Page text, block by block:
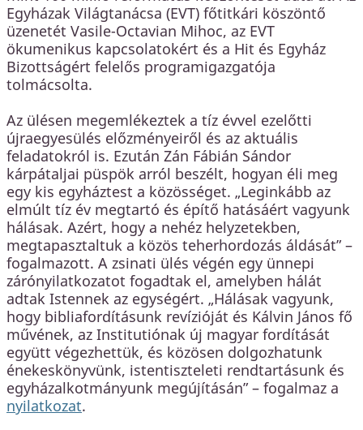
Egyházak Világtanácsa (EVT) főtitkári köszöntő
üzenetét Vasile-Octavian Mihoc, az EVT
ökumenikus kapcsolatokért és a Hit és Egyház
Bizottságért felelős programigazgatója
tolmácsolta.
Az ülésen megemlékeztek a tíz évvel ezelőtti
újraegyesülés előzményeiről és az aktuális
feladatokról is. Ezután Zán Fábián Sándor
kárpátaljai püspök arról beszélt, hogyan éli meg
egy kis egyháztest a közösséget. „Leginkább az
elmúlt tíz év megtartó és építő hatásáért vagyunk
hálásak. Azért, hogy a nehéz helyzetekben,
megtapasztaltuk a közös teherhordozás áldását” –
fogalmazott. A zsinati ülés végén egy ünnepi
zárónyilatkozatot fogadtak el, amelyben hálát
adtak Istennek az egységért. „Hálásak vagyunk,
hogy bibliafordításunk revízióját és Kálvin János fő
művének, az Institutiónak új magyar fordítását
együtt végezhettük, és közösen dolgozhatunk
énekeskönyvünk, istentiszteleti rendtartásunk és
egyházalkotmányunk megújításán” – fogalmaz a
nyilatkozat.